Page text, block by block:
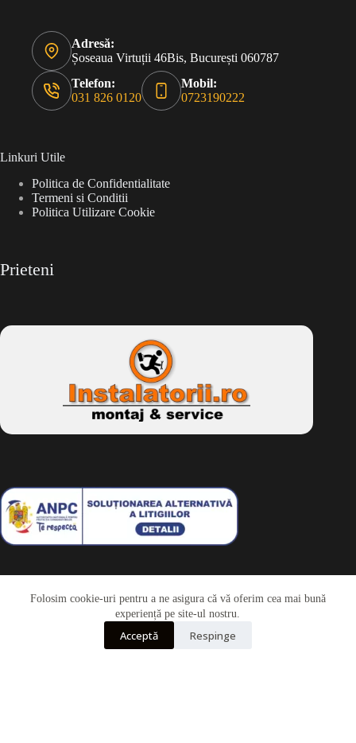
Folosim cookie-uri pentru a ne asigura că vă oferim cea mai bună
experiență pe site-ul nostru.
Acceptă Respinge
Adresă:
Șoseaua Virtuții 46Bis, București 060787
Telefon:
031 826 0120
Mobil:
0723190222
Linkuri Utile
Politica de Confidentialitate
Termeni si Conditii
Politica Utilizare Cookie
Prieteni
Drepturi de autor © 2026 - Dkbike.ropowered by